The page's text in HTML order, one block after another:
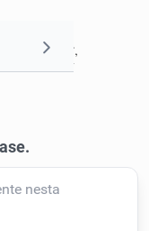
secar,